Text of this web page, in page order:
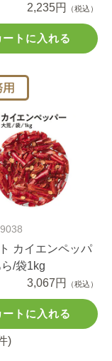
2,235円
（税込）
ートに入れる
カイエンペッパ
/袋1kg
3,067円
（税込）
ートに入れる
)